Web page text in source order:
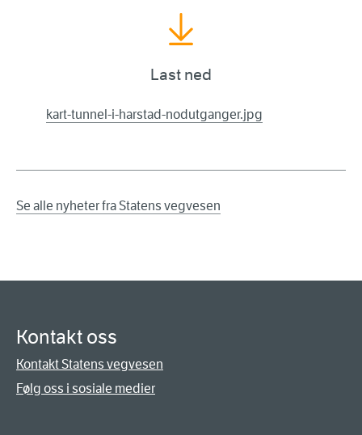
Last ned
kart-tunnel-i-harstad-nodutganger.jpg
Se alle nyheter fra Statens vegvesen
Kontakt oss
Kontakt Statens vegvesen
Følg oss i sosiale medier